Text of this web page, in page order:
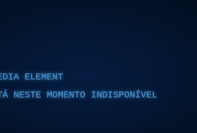
ELEMENT
NESTE MOMENTO INDISPONÍVEL